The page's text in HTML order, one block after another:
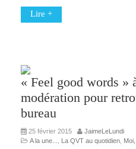
Lire +
« Feel good words »
modération pour
bureau
25 février 2015
JaimeLeLundi
A la une...
La QVT au quotidien,